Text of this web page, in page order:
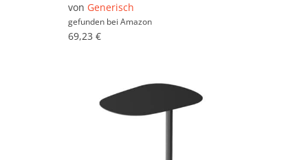
von Generisch
gefunden bei Amazon
69,23 €